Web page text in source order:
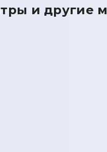
и другие